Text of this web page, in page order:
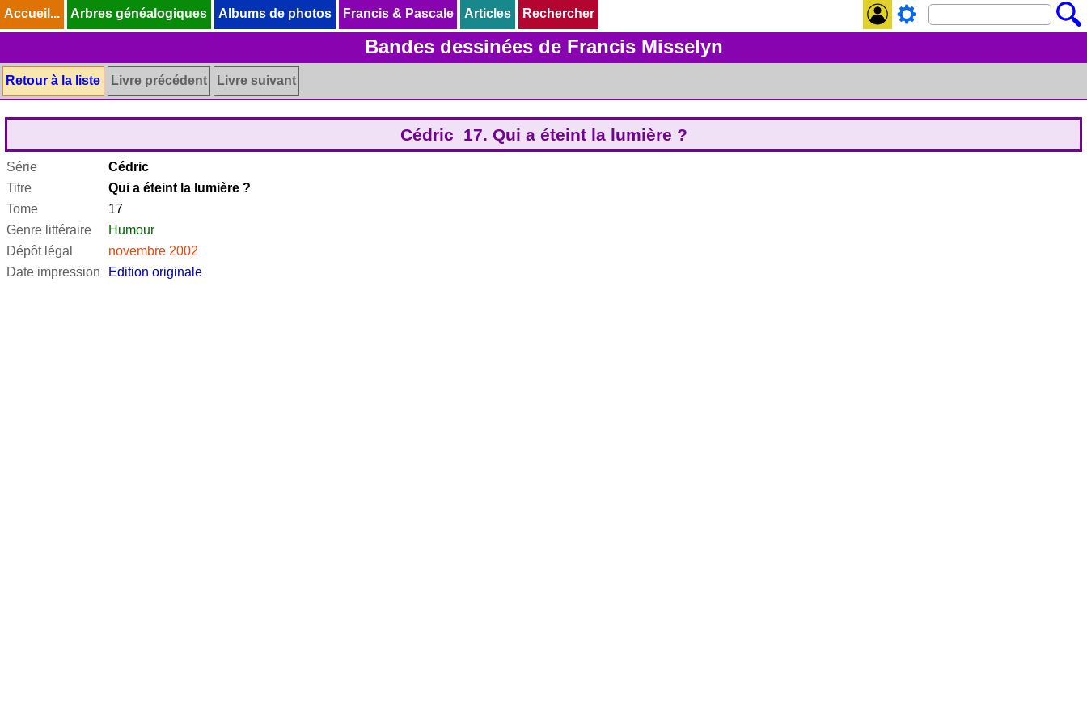
Accueil... Arbres généalogiques Albums de photos Francis & Pascale Articles Rechercher
Bandes dessinées de Francis Misselyn
Retour à la liste Livre précédent Livre suivant
Cédric 17. Qui a éteint la lumière ?
Série
Cédric
Titre
Qui a éteint la lumière ?
Tome
17
Genre littéraire
Humour
Dépôt légal
novembre 2002
Date impression
Edition originale
Accueil... Arbres généalogiques Albums de photos Francis & Pascale Articles Rechercher